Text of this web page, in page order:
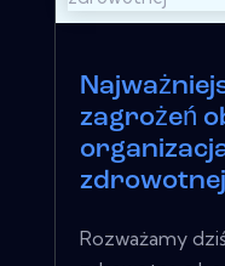
zagrożeń
zdrowotnej
Rozważamy